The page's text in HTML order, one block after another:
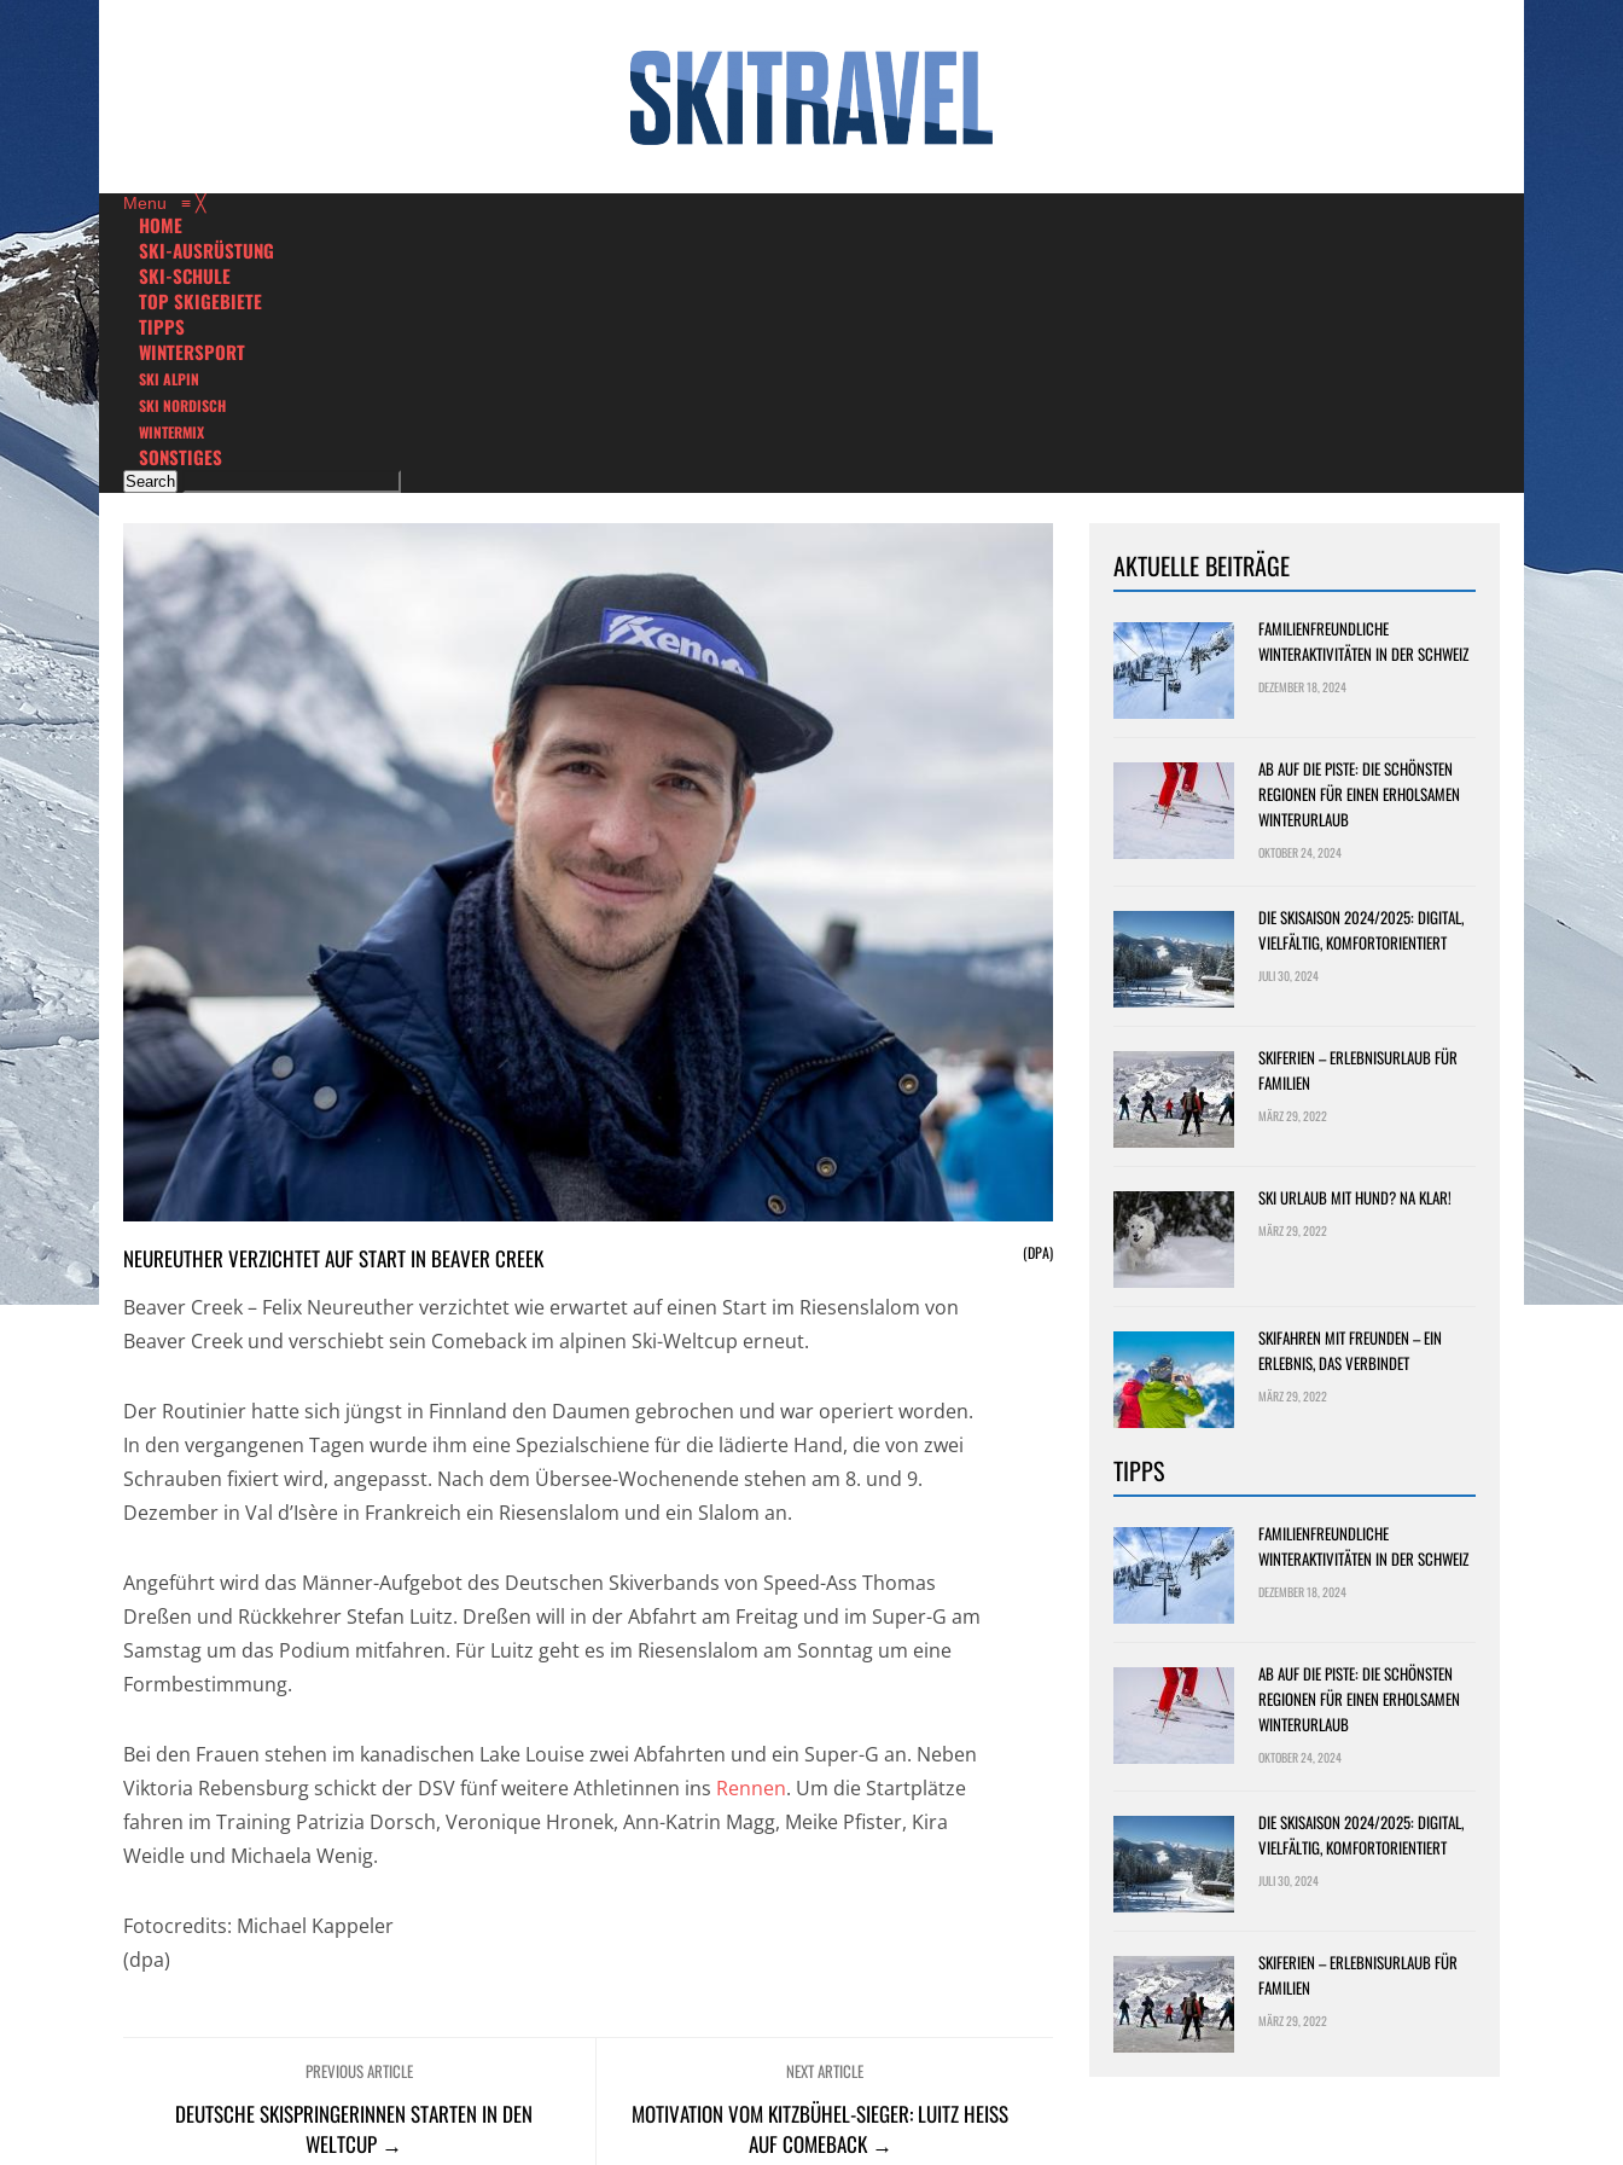
Menu ≡ ╳
HOME
SKI-AUSRÜSTUNG
SKI-SCHULE
TOP SKIGEBIETE
TIPPS
WINTERSPORT
SKI ALPIN
SKI NORDISCH
WINTERMIX
SONSTIGES
NEUREUTHER VERZICHTET AUF START IN BEAVER CREEK (DPA)
Beaver Creek – Felix Neureuther verzichtet wie erwartet auf einen Start im Riesenslalom von
Beaver Creek und verschiebt sein Comeback im alpinen Ski-Weltcup erneut.
Der Routinier hatte sich jüngst in Finnland den Daumen gebrochen und war operiert worden.
In den vergangenen Tagen wurde ihm eine Spezialschiene für die lädierte Hand, die von zwei
Schrauben fixiert wird, angepasst. Nach dem Übersee-Wochenende stehen am 8. und 9.
Dezember in Val d’Isère in Frankreich ein Riesenslalom und ein Slalom an.
Angeführt wird das Männer-Aufgebot des Deutschen Skiverbands von Speed-Ass Thomas
Dreßen und Rückkehrer Stefan Luitz. Dreßen will in der Abfahrt am Freitag und im Super-G am
Samstag um das Podium mitfahren. Für Luitz geht es im Riesenslalom am Sonntag um eine
Formbestimmung.
Bei den Frauen stehen im kanadischen Lake Louise zwei Abfahrten und ein Super-G an. Neben
Viktoria Rebensburg schickt der DSV fünf weitere Athletinnen ins Rennen. Um die Startplätze
fahren im Training Patrizia Dorsch, Veronique Hronek, Ann-Katrin Magg, Meike Pfister, Kira
Weidle und Michaela Wenig.
Fotocredits: Michael Kappeler
(dpa)
PREVIOUS ARTICLE
DEUTSCHE SKISPRINGERINNEN STARTEN IN DEN
WELTCUP →
NEXT ARTICLE
MOTIVATION VOM KITZBÜHEL-SIEGER: LUITZ HEISS A
UF COMEBACK →
AKTUELLE BEITRÄGE
FAMILIENFREUNDLICHE
WINTERAKTIVITÄTEN IN DER SCHWEIZ
DEZEMBER 18, 2024
AB AUF DIE PISTE: DIE SCHÖNSTEN
REGIONEN FÜR EINEN ERHOLSAMEN
WINTERURLAUB
OKTOBER 24, 2024
DIE SKISAISON 2024/2025: DIGITAL,
VIELFÄLTIG, KOMFORTORIENTIERT
JULI 30, 2024
SKIFERIEN – ERLEBNISURLAUB FÜR
FAMILIEN
MÄRZ 29, 2022
SKI URLAUB MIT HUND? NA KLAR!
MÄRZ 29, 2022
SKIFAHREN MIT FREUNDEN – EIN
ERLEBNIS, DAS VERBINDET
MÄRZ 29, 2022
TIPPS
FAMILIENFREUNDLICHE
WINTERAKTIVITÄTEN IN DER SCHWEIZ
DEZEMBER 18, 2024
AB AUF DIE PISTE: DIE SCHÖNSTEN
REGIONEN FÜR EINEN ERHOLSAMEN
WINTERURLAUB
OKTOBER 24, 2024
DIE SKISAISON 2024/2025: DIGITAL,
VIELFÄLTIG, KOMFORTORIENTIERT
JULI 30, 2024
SKIFERIEN – ERLEBNISURLAUB FÜR
FAMILIEN
MÄRZ 29, 2022